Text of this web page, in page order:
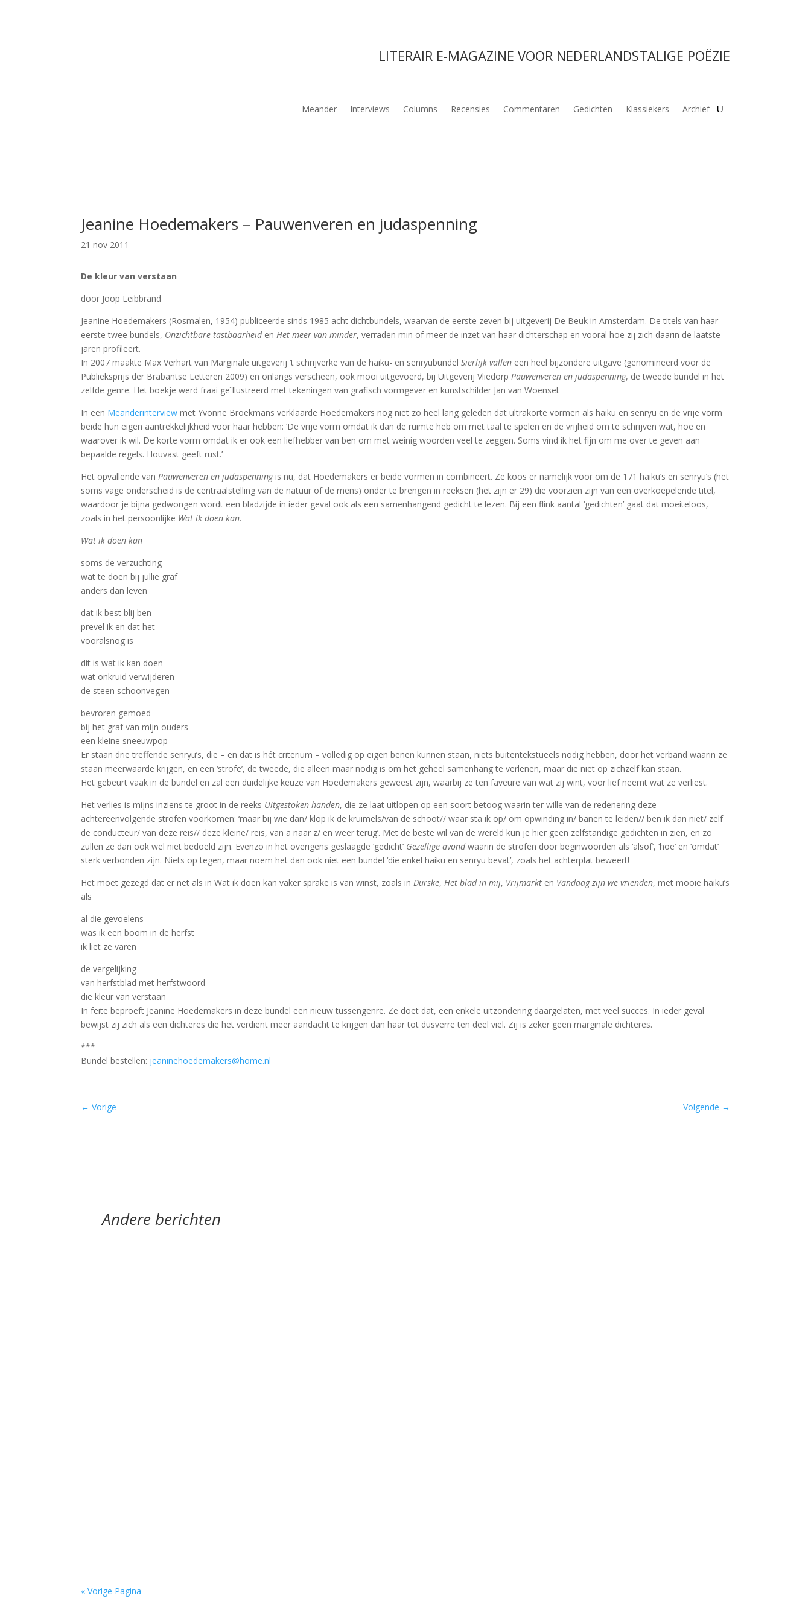
LITERAIR E-MAGAZINE VOOR NEDERLANDSTALIGE POËZIE
Meander Interviews Columns Recensies Commentaren Gedichten Klassiekers Archief
Jeanine Hoedemakers – Pauwenveren en judaspenning
21 nov 2011
De kleur van verstaan
door Joop Leibbrand
Jeanine Hoedemakers (Rosmalen, 1954) publiceerde sinds 1985 acht dichtbundels, waarvan de eerste zeven bij uitgeverij De Beuk in Amsterdam. De titels van haar
eerste twee bundels, Onzichtbare tastbaarheidenHet meer van minder, verraden min of meer de inzet van haar dichterschap en vooral hoe zij zich daarin de laatste
jaren profileert.
In 2007 maakte Max Verhart van Marginale uitgeverij ‘t schrijverke van de haiku- en senryubundelSierlijk vallen een heel bijzondere uitgave (genomineerd voor de
Publieksprijs der Brabantse Letteren 2009) en onlangs verscheen, ook mooi uitgevoerd, bij Uitgeverij VliedorpPauwenveren en judaspenning, de tweede bundel in het
zelfde genre. Het boekje werd fraai geïllustreerd met tekeningen van grafisch vormgever en kunstschilder Jan van Woensel.
In een Meanderinterviewmet Yvonne Broekmans verklaarde Hoedemakers nog niet zo heel lang geleden dat ultrakorte vormen als haiku en senryu en de vrije vorm
beide hun eigen aantrekkelijkheid voor haar hebben: ‘De vrije vorm omdat ik dan de ruimte heb om met taal te spelen en de vrijheid om te schrijven wat, hoe en
waarover ik wil. De korte vorm omdat ik er ook een liefhebber van ben om met weinig woorden veel te zeggen. Soms vind ik het fijn om me over te geven aan
bepaalde regels. Houvast geeft rust.’
Het opvallende vanPauwenveren en judaspenningis nu, dat Hoedemakers er beide vormen in combineert. Ze koos er namelijk voor om de 171 haiku’s en senryu’s (het
soms vage onderscheid is de centraalstelling van de natuur of de mens) onder te brengen in reeksen (het zijn er 29) die voorzien zijn van een overkoepelende titel,
waardoor je bijna gedwongen wordt een bladzijde in ieder geval ook als een samenhangend gedicht te lezen. Bij een flink aantal ‘gedichten’ gaat dat moeiteloos,
zoals in het persoonlijke Wat ik doen kan.
Wat ik doen kan
soms de verzuchting
wat te doen bij jullie graf
anders dan leven
dat ik best blij ben
prevel ik en dat het
vooralsnog is
dit is wat ik kan doen
wat onkruid verwijderen
de steen schoonvegen
bevroren gemoed
bij het graf van mijn ouders
een kleine sneeuwpop
Er staan drie treffende senryu’s, die – en dat is hét criterium – volledig op eigen benen kunnen staan, niets buitentekstueels nodig hebben, door het verband waarin ze
staan meerwaarde krijgen, en een ‘strofe’, de tweede, die alleen maar nodig is om het geheel samenhang te verlenen, maar die niet op zichzelf kan staan.
Het gebeurt vaak in de bundel en zal een duidelijke keuze van Hoedemakers geweest zijn, waarbij ze ten faveure van wat zij wint, voor lief neemt wat ze verliest.
Het verlies is mijns inziens te groot in de reeks Uitgestoken handen, die ze laat uitlopen op een soort betoog waarin ter wille van de redenering deze
achtereenvolgende strofen voorkomen: ‘maar bij wie dan/ klop ik de kruimels/van de schoot// waar sta ik op/ om opwinding in/ banen te leiden// ben ik dan niet/ zelf
de conducteur/ van deze reis// deze kleine/ reis, van a naar z/ en weer terug’. Met de beste wil van de wereld kun je hier geen zelfstandige gedichten in zien, en zo
zullen ze dan ook wel niet bedoeld zijn. Evenzo in het overigens geslaagde ‘gedicht’ Gezellige avondwaarin de strofen door beginwoorden als ‘alsof’, ‘hoe’ en ‘omdat’
sterk verbonden zijn. Niets op tegen, maar noem het dan ook niet een bundel ‘die enkel haiku en senryu bevat’, zoals het achterplat beweert!
Het moet gezegd dat er net als in Wat ik doen kan vaker sprake is van winst, zoals inDurske,Het blad in mij, Vrijmarkt en Vandaag zijn we vrienden, met mooie haiku’s
als
al die gevoelens
was ik een boom in de herfst
ik liet ze varen
de vergelijking
van herfstblad met herfstwoord
die kleur van verstaan
In feite beproeft Jeanine Hoedemakers in deze bundel een nieuw tussengenre. Ze doet dat, een enkele uitzondering daargelaten, met veel succes. In ieder geval
bewijst zij zich als een dichteres die het verdient meer aandacht te krijgen dan haar tot dusverre ten deel viel. Zij is zeker geen marginale dichteres.
***
Bundel bestellen: jeaninehoedemakers@home.nl
←Vorige Volgende →
Andere berichten
« Vorige Pagina